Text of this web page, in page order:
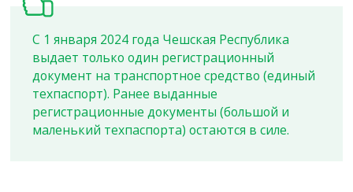
С 1 января 2024 года Чешская Республика
выдает только один регистрационный
документ на транспортное средство (единый
техпаспорт). Ранее выданные
регистрационные документы (большой и
маленький техпаспорта) остаются в силе.